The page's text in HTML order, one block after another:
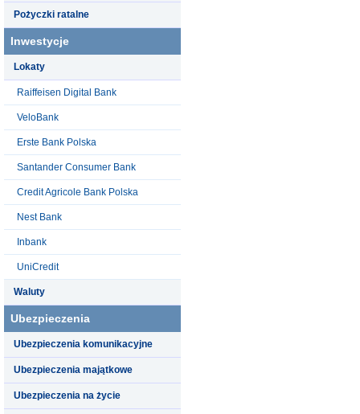
Pożyczki ratalne
Inwestycje
Lokaty
Raiffeisen Digital Bank
VeloBank
Erste Bank Polska
Santander Consumer Bank
Credit Agricole Bank Polska
Nest Bank
Inbank
UniCredit
Waluty
Ubezpieczenia
Ubezpieczenia komunikacyjne
Ubezpieczenia majątkowe
Ubezpieczenia na życie